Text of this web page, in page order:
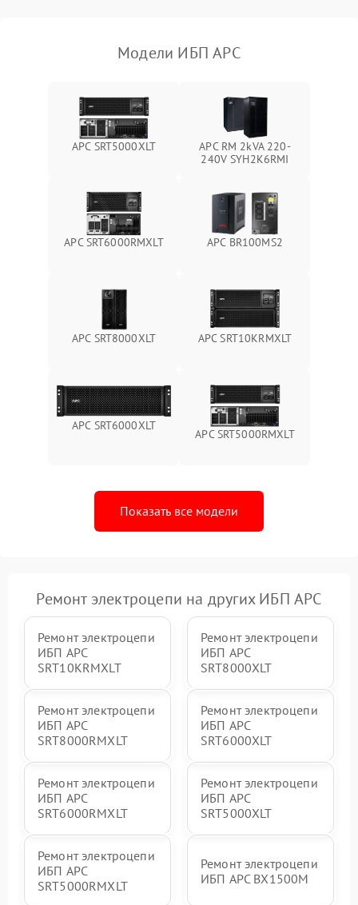
Неисправность системы
стабилизации
переключения
Неисправность системы
1500 ₽ Подробнее →
Повреждение внутренних
Подробнее →
Неисправность системы
Поломка системы защиты
от перегрузок
Подробнее →
Повреждение системы
защиты от перегрева
перенапряжения
Модели ИБП APC
APC SRT5000XLT
APC RM 2kVA 220-
240V SYH2K6RMI
APC SRT6000RMXLT APC BR100MS2
APC SRT8000XLT APC SRT10KRMXLT
APC SRT6000XLT
APC SRT5000RMXLT
Показать все модели
Ремонт электроцепи на других ИБП APC
Ремонт электроцепи
ИБП APC
SRT10KRMXLT
Ремонт электроцепи
ИБП APC
SRT8000XLT
Ремонт электроцепи
ИБП APC
SRT8000RMXLT
Ремонт электроцепи
ИБП APC
SRT6000XLT
Ремонт электроцепи
ИБП APC
SRT6000RMXLT
Ремонт электроцепи
ИБП APC
SRT5000XLT
Ремонт электроцепи
ИБП APC
SRT5000RMXLT
Ремонт электроцепи
ИБП APC BX1500M